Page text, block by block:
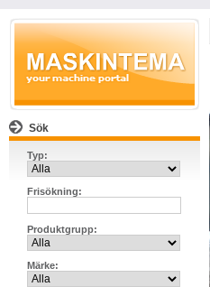
Sök
Typ:
Frisökning:
Produktgrupp:
Märke: